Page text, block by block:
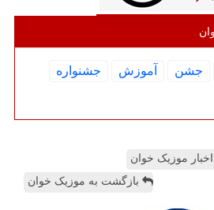
جشن آموزش
جشنواره
اخبار موزیک خوان
بازگشت به موزیک خوان